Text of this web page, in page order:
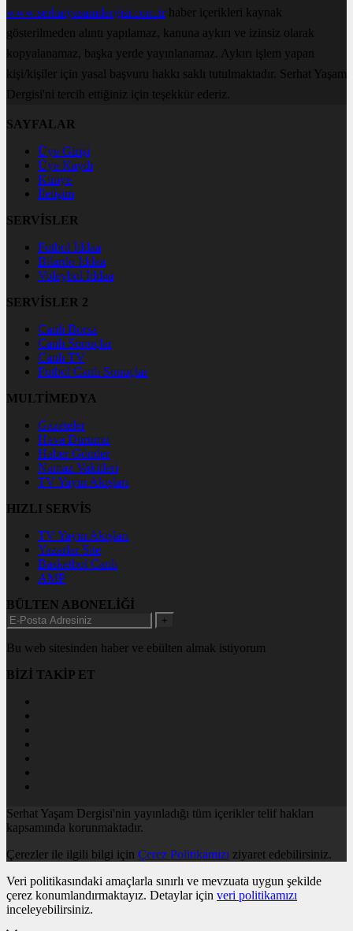
www.serhatyasamdergisi.com.trhaber içerikleri kaynak
gösterilmeden alıntı yapılamaz, kanuna aykırı ve izinsiz olarak
kopyalanamaz, başka yerde yayınlanamaz. Aykırı işlem yapan
kişi/kişiler için yasal başvuru hakkı saklı tutulmaktadır. Serhat Yaşam
Dergisi'ni tercih ettiğiniz için teşekkür ederiz.
SAYFALAR
Üye Girişi
Üye Kaydı
Künye
İletişim
SERVİSLER
Futbol İddaa
Bilardo İddaa
Voleybol İddaa
SERVİSLER 2
Canlı Borsa
Canlı Sonuçlar
Canlı TV
Futbol Canlı Sonuçlar
MULTİMEDYA
Gazeteler
Hava Durumu
Haber Gönder
Namaz Vakitleri
TV Yayın Akışları
HIZLI SERVİS
TV Yayın Akışları
Yazarlar Site
Basketbol Canlı
AMP
BÜLTEN ABONELİĞİ
+
Bu web sitesinden haber ve ebülten almak istiyorum
BİZİ TAKİP ET
Serhat Yaşam Dergisi'nin yayınladığı tüm içerikler telif hakları
kapsamında korunmaktadır.
Çerezler ile ilgili bilgi için Çerez Politikamızı ziyaret edebilirsiniz.
Veri politikasındaki amaçlarla sınırlı ve mevzuata uygun şekilde
çerez konumlandırmaktayız. Detaylar için veri politikamızı
inceleyebilirsiniz.